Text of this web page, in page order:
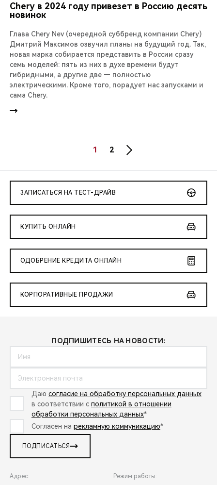
Chery в 2024 году привезет в Россию десять
новинок
Глава Chery Nev (очередной суббренд компании Chery)
Дмитрий Максимов озвучил планы на будущий год. Так,
новая марка собирается представить в России сразу
семь моделей: пять из них в духе времени будут
гибридными, а другие две — полностью
электрическими. Кроме того, порадует нас запусками и
сама Chery.
1 2
ЗАПИСАТЬСЯ НА ТЕСТ-ДРАЙВ
КУПИТЬ ОНЛАЙН
ОДОБРЕНИЕ КРЕДИТА ОНЛАЙН
КОРПОРАТИВНЫЕ ПРОДАЖИ
ПОДПИШИТЕСЬ НА НОВОСТИ:
Даю согласие на обработку персональных данных
в соответствии с политикой в отношении
обработки персональных данных*
Согласен на рекламную коммуникацию*
ПОДПИСАТЬСЯ
Адрес: Режим работы: